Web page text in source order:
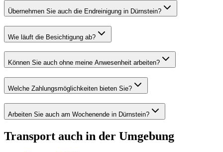
Übernehmen Sie auch die Endreinigung in Dürnstein?
Wie läuft die Besichtigung ab?
Können Sie auch ohne meine Anwesenheit arbeiten?
Welche Zahlungsmöglichkeiten bieten Sie?
Arbeiten Sie auch am Wochenende in Dürnstein?
Transport auch in der Umgebung